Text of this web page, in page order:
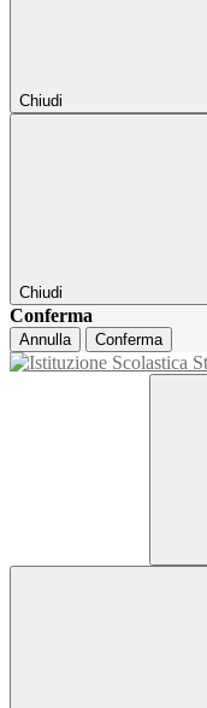
Chiudi
Chiudi
Conferma
Annulla Conferma